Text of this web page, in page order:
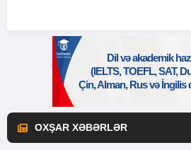
OXŞAR XƏBƏRLƏR